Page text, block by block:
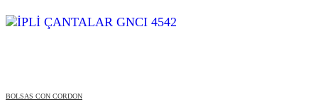
BOLSAS CON CORDON